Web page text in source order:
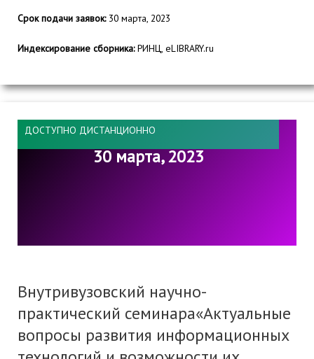
Срок подачи заявок:30 марта, 2023
Индексирование сборника:РИНЦ, eLIBRARY.ru
ДОСТУПНО ДИСТАНЦИОННО
30 марта, 2023
Внутривузовский научно-
практический семинара«Актуальные
вопросы развития информационных